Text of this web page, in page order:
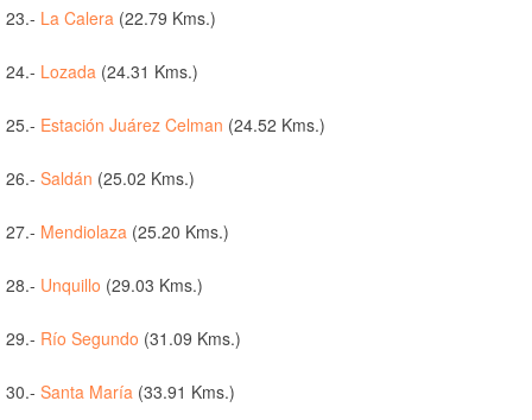
23.- La Calera (22.79 Kms.)
24.- Lozada (24.31 Kms.)
25.- Estación Juárez Celman (24.52 Kms.)
26.- Saldán (25.02 Kms.)
27.- Mendiolaza (25.20 Kms.)
28.- Unquillo (29.03 Kms.)
29.- Río Segundo (31.09 Kms.)
30.- Santa María (33.91 Kms.)